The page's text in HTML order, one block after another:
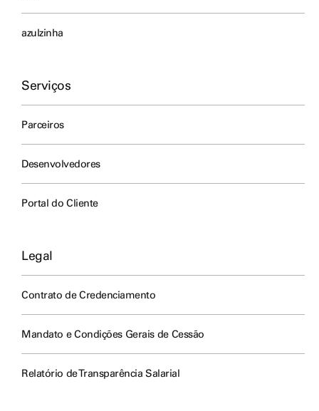
azulzinha
Serviços
Parceiros
Desenvolvedores
Portal do Cliente
Legal
Contrato de Credenciamento
Mandato e Condições Gerais de Cessão
Relatório de Transparência Salarial